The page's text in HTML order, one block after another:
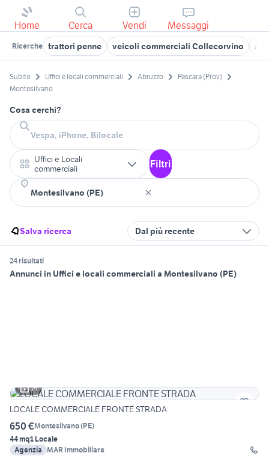
Home Cerca Vendi Messaggi
Ricerche trattori penne veicoli commerciali Collecorvino
Subito Uffici e locali commerciali Abruzzo
Pescara (Prov)
Montesilvano
Cosa cerchi?
Uffici e Locali
commerciali
Filtri
Salva ricerca Dal più recente
24 risultati
Annunci in Uffici e locali commerciali a Montesilvano (PE)
15
LOCALE COMMERCIALE FRONTE STRADA
650 €Montesilvano(PE)
44 mq1 Locale
Agenzia MAR Immobiliare